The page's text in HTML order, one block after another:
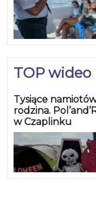
TOP wideo
Tysiące
rodzina.
w Czaplinku